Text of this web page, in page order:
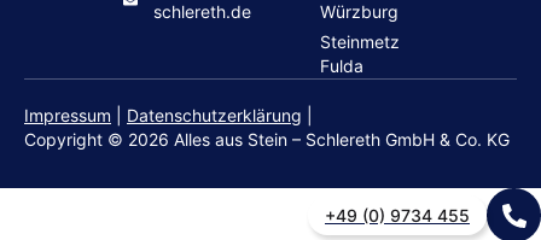
schlereth.de
Würzburg
Steinmetz
Fulda
Copyright © 2026 Alles aus Stein – Schlereth GmbH & Co. KG
Impressum Datenschutzerklärung
+49 (0) 9734 455